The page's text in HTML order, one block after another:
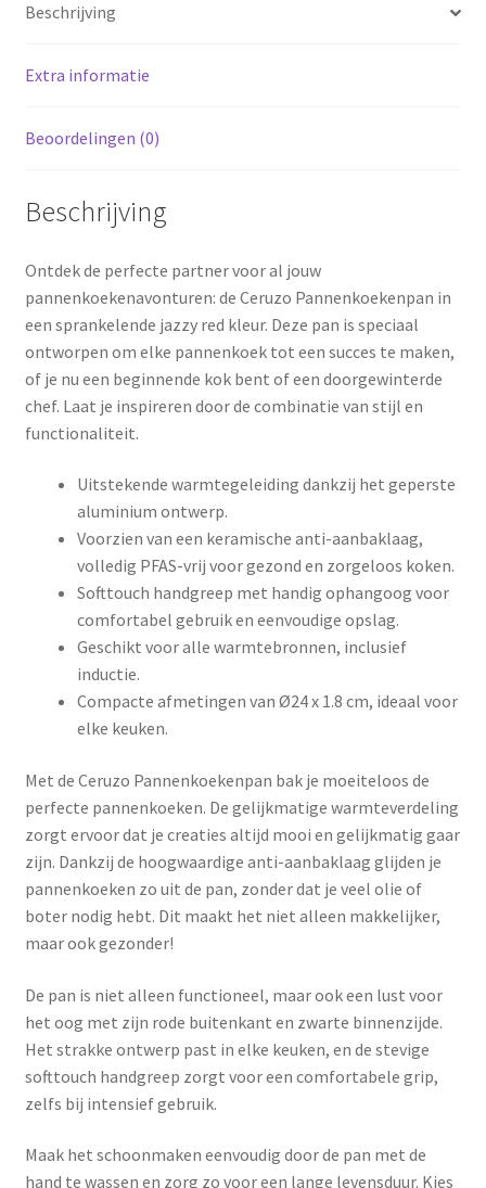
aantal
Beschrijving
Extra informatie
Beoordelingen (0)
Beschrijving
Ontdek de perfecte partner voor al jouw
pannenkoekenavonturen: de Ceruzo Pannenkoekenpan in
een sprankelende jazzy red kleur. Deze pan is speciaal
ontworpen om elke pannenkoek tot een succes te maken,
of je nu een beginnende kok bent of een doorgewinterde
chef. Laat je inspireren door de combinatie van stijl en
functionaliteit.
Uitstekende warmtegeleiding dankzij het geperste
aluminium ontwerp.
Voorzien van een keramische anti-aanbaklaag,
volledig PFAS-vrij voor gezond en zorgeloos koken.
Softtouch handgreep met handig ophangoog voor
comfortabel gebruik en eenvoudige opslag.
Geschikt voor alle warmtebronnen, inclusief
inductie.
Compacte afmetingen van Ø24 x 1.8 cm, ideaal voor
elke keuken.
Met de Ceruzo Pannenkoekenpan bak je moeiteloos de
perfecte pannenkoeken. De gelijkmatige warmteverdeling
zorgt ervoor dat je creaties altijd mooi en gelijkmatig gaar
zijn. Dankzij de hoogwaardige anti-aanbaklaag glijden je
pannenkoeken zo uit de pan, zonder dat je veel olie of
boter nodig hebt. Dit maakt het niet alleen makkelijker,
maar ook gezonder!
De pan is niet alleen functioneel, maar ook een lust voor
het oog met zijn rode buitenkant en zwarte binnenzijde.
Het strakke ontwerp past in elke keuken, en de stevige
softtouch handgreep zorgt voor een comfortabele grip,
zelfs bij intensief gebruik.
Maak het schoonmaken eenvoudig door de pan met de
hand te wassen en zorg zo voor een lange levensduur. Kies